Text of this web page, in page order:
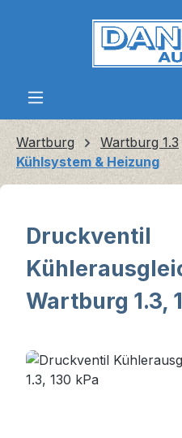
Zum Hauptinhalt springen
Wartburg
Wartburg 1.3
Kühlsystem & Heizung
Druckventil
Wartburg 1.3,
Bildergalerie